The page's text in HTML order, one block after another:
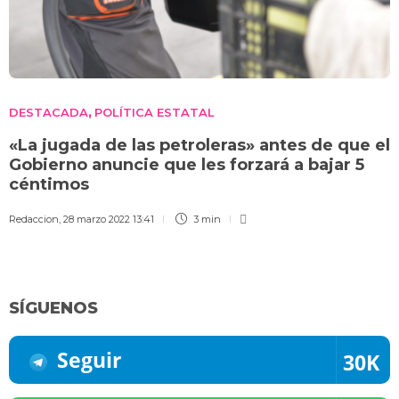
DESTACADA, POLÍTICA ESTATAL
«La jugada de las petroleras» antes de que el
Gobierno anuncie que les forzará a bajar 5
céntimos
Redaccion, 28 marzo 2022 13:41 3 min
SÍGUENOS
Seguir 30K